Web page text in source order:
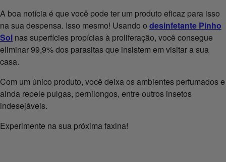
A boa notícia é que você pode ter um produto eficaz para isso
na sua despensa. Isso mesmo! Usando o desinfetante Pinho
Sol nas superfícies propícias à proliferação, você consegue
eliminar 99,9% dos parasitas que insistem em visitar a sua
casa.
Com um único produto, você deixa os ambientes perfumados e
ainda repele pulgas, pernilongos, entre outros insetos
indesejáveis.
Experimente na sua próxima faxina!